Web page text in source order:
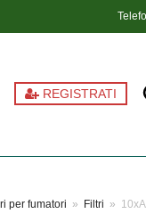
REGISTRATI
per fumatori » Filtri »